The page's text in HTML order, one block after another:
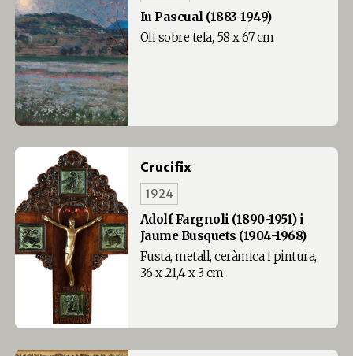
Iu Pascual (1883-1949)
Oli sobre tela, 58 x 67 cm
Crucifix
1924
Adolf Fargnoli (1890-1951) i
Jaume Busquets (1904-1968)
Fusta, metall, ceràmica i pintura,
36 x 21,4 x 3 cm